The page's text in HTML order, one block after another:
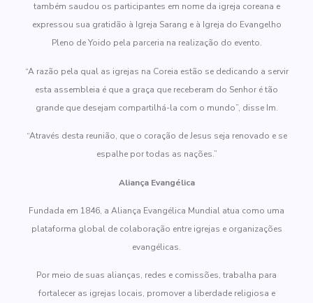
também saudou os participantes em nome da igreja coreana e
expressou sua gratidão à Igreja Sarang e à Igreja do Evangelho
Pleno de Yoido pela parceria na realização do evento.
“A razão pela qual as igrejas na Coreia estão se dedicando a servir
esta assembleia é que a graça que receberam do Senhor é tão
grande que desejam compartilhá-la com o mundo”, disse Im.
“Através desta reunião, que o coração de Jesus seja renovado e se
espalhe por todas as nações.”
Aliança Evangélica
Fundada em 1846, a Aliança Evangélica Mundial atua como uma
plataforma global de colaboração entre igrejas e organizações
evangélicas.
Por meio de suas alianças, redes e comissões, trabalha para
fortalecer as igrejas locais, promover a liberdade religiosa e